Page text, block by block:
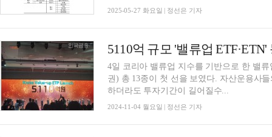
2025-05-27 화요일 | 정선은 기자
4일 코리아 밸류업 지수를 기반으로 한 밸
권) 총 13종이 첫 선을 보였다. 자산운용사
하더라도 투자기간이 길어질수...
2024-11-04 월요일 | 정선은 기자